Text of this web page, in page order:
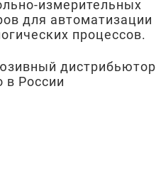
измерительных
для автоматизации
процессов.
дистрибьютор
в России